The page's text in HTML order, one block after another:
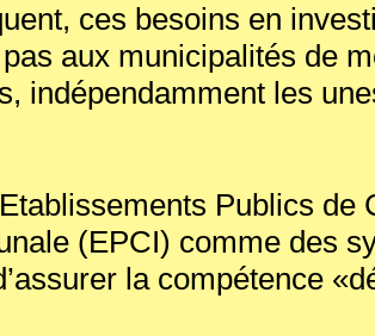
ces besoins en
aux municipalités de
indépendamment les
Publics de
(EPCI) comme des
la compétence